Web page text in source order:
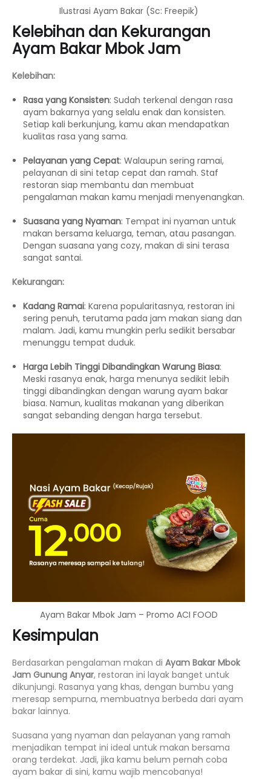
Ilustrasi Ayam Bakar (Sc: Freepik)
Kelebihan dan Kekurangan
Ayam Bakar Mbok Jam
Kelebihan:
Rasa yang Konsisten: Sudah terkenal dengan rasa
ayam bakarnya yang selalu enak dan konsisten.
Setiap kali berkunjung, kamu akan mendapatkan
kualitas rasa yang sama.
Pelayanan yang Cepat: Walaupun sering ramai,
pelayanan di sini tetap cepat dan ramah. Staf
restoran siap membantu dan membuat
pengalaman makan kamu menjadi menyenangkan.
Suasana yang Nyaman: Tempat ini nyaman untuk
makan bersama keluarga, teman, atau pasangan.
Dengan suasana yang cozy, makan di sini terasa
sangat santai.
Kekurangan:
Kadang Ramai: Karena popularitasnya, restoran ini
sering penuh, terutama pada jam makan siang dan
malam. Jadi, kamu mungkin perlu sedikit bersabar
menunggu tempat duduk.
Harga Lebih Tinggi Dibandingkan Warung Biasa:
Meski rasanya enak, harga menunya sedikit lebih
tinggi dibandingkan dengan warung ayam bakar
biasa. Namun, kualitas makanan yang diberikan
sangat sebanding dengan harga tersebut.
Ayam Bakar Mbok Jam – Promo ACI FOOD
Kesimpulan
Berdasarkan pengalaman makan di Ayam Bakar Mbok
Jam Gunung Anyar, restoran ini layak banget untuk
dikunjungi. Rasanya yang khas, dengan bumbu yang
meresap sempurna, membuatnya berbeda dari ayam
bakar lainnya.
Suasana yang nyaman dan pelayanan yang ramah
menjadikan tempat ini ideal untuk makan bersama
orang terdekat. Jadi, jika kamu belum pernah coba
ayam bakar di sini, kamu wajib mencobanya!